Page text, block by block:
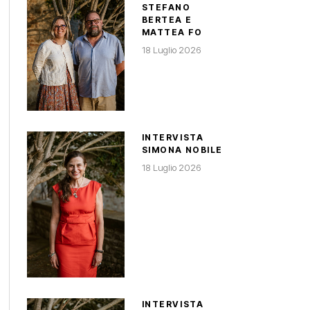
STEFANO
BERTEA E
MATTEA FO
18 Luglio 2026
INTERVISTA
SIMONA NOBILE
18 Luglio 2026
INTERVISTA